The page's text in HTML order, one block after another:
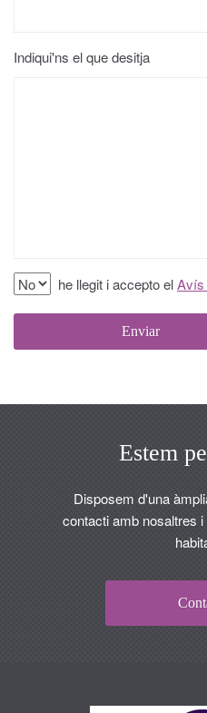
Indiqui'ns el que desitja
he llegit i accepto elAvís
Estem
Disposem d'una
contacti amb nosaltres